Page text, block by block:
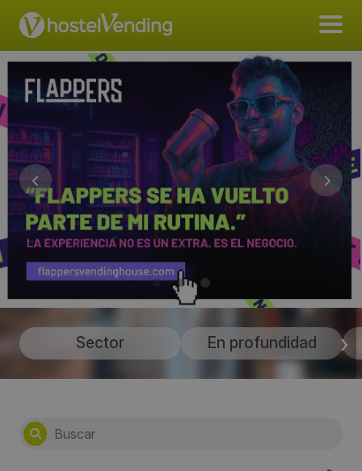
Sector En profundidad